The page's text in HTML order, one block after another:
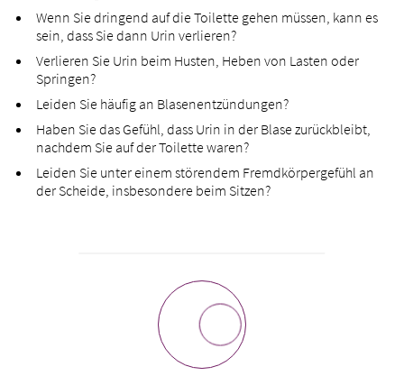
frauen@bethesda-spital.ch
+41 61 315 28 11
frauen@bethesda-spital.
Montag bis Freitag 8.00 bis 17.00 Uhr
+41 61 315 28 11
frauen@bethesda-spital.ch
Wenn Sie dringend auf die Toilette gehen müssen, kann es
sein, dass Sie dann Urin verlieren?
Verlieren Sie Urin beim Husten, Heben von Lasten oder
Springen?
Leiden Sie häufig an Blasenentzündungen?
Haben Sie das Gefühl, dass Urin in der Blase zurückbleibt,
nachdem Sie auf der Toilette waren?
Leiden Sie unter einem störendem Fremdkörpergefühl an
der Scheide, insbesondere beim Sitzen?